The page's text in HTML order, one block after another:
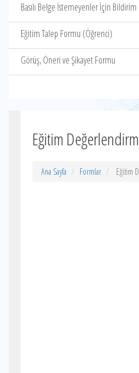
Basılı Belge İstemeyenler İçin
Eğitim Talep Formu (Öğrenci)
Görüş, Öneri ve Şikayet Formu
Eğitim
Ana Sayfa Formlar Eğitim